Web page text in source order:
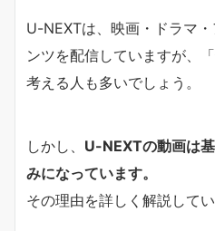
U-NEXTは、映画・ドラマ
ンツを配信していますが、「
考える人も多いでしょう。
しかし、 U-NEXTの動画は
みになっています。
その理由を詳しく解説してい